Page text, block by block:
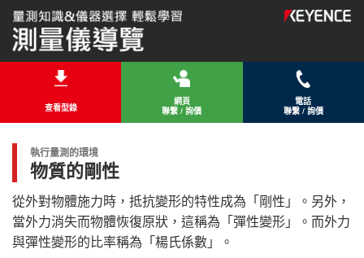
查看型錄
網頁
聯繫 / 詢價
電話
聯繫 / 詢價
執行量測的環境
物質的剛性
從外對物體施力時，抵抗變形的特性成為「剛性」。另外，
當外力消失而物體恢復原狀，這稱為「彈性變形」。而外力
與彈性變形的比率稱為「楊氏係數」。